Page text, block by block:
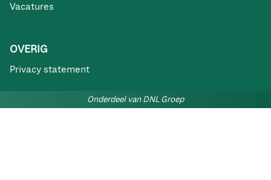
Vacatures
OVERIG
Privacy statement
Onderdeel van DNL Groep